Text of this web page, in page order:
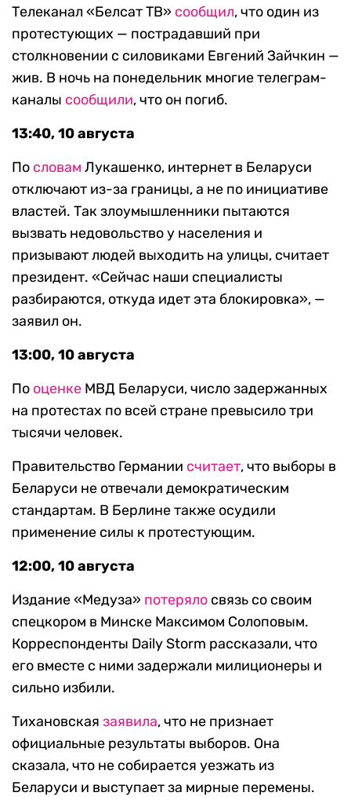
Телеканал «Белсат ТВ» сообщил, что один из
протестующих — пострадавший при
столкновении с силовиками Евгений Зайчкин —
жив. В ночь на понедельник многие телеграм-
каналы сообщили, что он погиб.
13:40, 10 августа
По словам Лукашенко, интернет в Беларуси
отключают из-за границы, а не по инициативе
властей. Так злоумышленники пытаются
вызвать недовольство у населения и
призывают людей выходить на улицы, считает
президент. «Сейчас наши специалисты
разбираются, откуда идет эта блокировка», —
заявил он.
13:00, 10 августа
По оценке МВД Беларуси, число задержанных
на протестах по всей стране превысило три
тысячи человек.
Правительство Германии считает, что выборы в
Беларуси не отвечали демократическим
стандартам. В Берлине также осудили
применение силы к протестующим.
12:00, 10 августа
Издание «Медуза» потеряло связь со своим
спецкором в Минске Максимом Солоповым.
Корреспонденты Daily Storm рассказали, что
его вместе с ними задержали милиционеры и
сильно избили.
Тихановская заявила, что не признает
официальные результаты выборов. Она
сказала, что не собирается уезжать из
Беларуси и выступает за мирные перемены.